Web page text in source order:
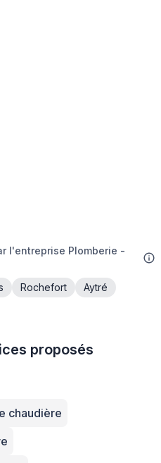
l'entreprise Plomberie -
Rochefort
Aytré
proposés
chaudière